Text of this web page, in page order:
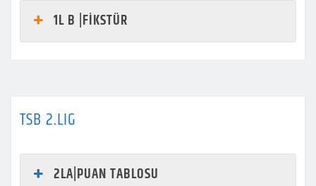
1L B |FİKSTÜR
TSB 2.LIG
2LA|PUAN TABLOSU